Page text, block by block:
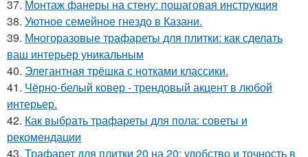
37. Монтаж фанеры на стену: пошаговая инструкция
38. Уютное семейное гнездо в Казани.
39. Многоразовые трафареты для плитки: как сделать
ваш интерьер уникальным
40. Элегантная трёшка с нотками классики.
41. Чёрно-белый ковер - трендовый акцент в любой
интерьер.
42. Как выбрать трафареты для пола: советы и
рекомендации
43. Трафарет для плитки 20 на 20: удобство и точность в